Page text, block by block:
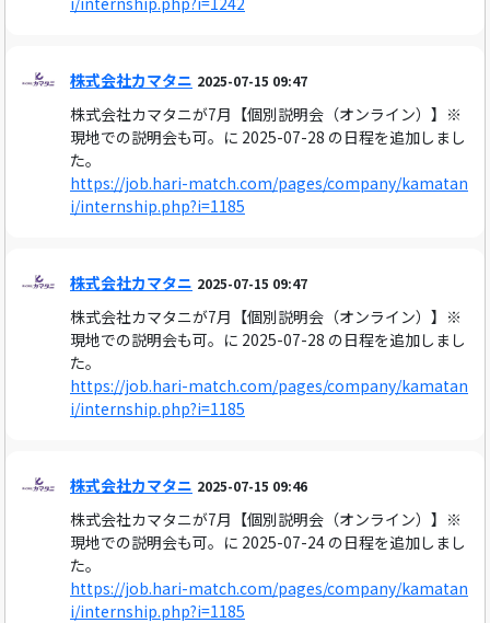
株式会社カマタニ 2025-07-15 09:47
株式会社カマタニが7月【個別説明会（オンライン）】※
現地での説明会も可。に 2025-07-28 の日程を追加しまし
た。
https://job.hari-match.com/pages/company/kamatan
i/internship.php?i=1185
株式会社カマタニ 2025-07-15 09:47
株式会社カマタニが7月【個別説明会（オンライン）】※
現地での説明会も可。に 2025-07-28 の日程を追加しまし
た。
https://job.hari-match.com/pages/company/kamatan
i/internship.php?i=1185
株式会社カマタニ 2025-07-15 09:46
株式会社カマタニが7月【個別説明会（オンライン）】※
現地での説明会も可。に 2025-07-24 の日程を追加しまし
た。
https://job.hari-match.com/pages/company/kamatan
i/internship.php?i=1185